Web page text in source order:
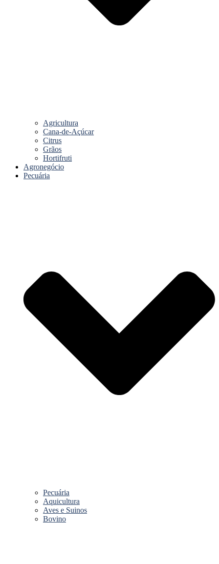
Agricultura
Cana-de-Açúcar
Citrus
Grãos
Hortifruti
Agronegócio
Pecuária
Pecuária
Aquicultura
Aves e Suinos
Bovino